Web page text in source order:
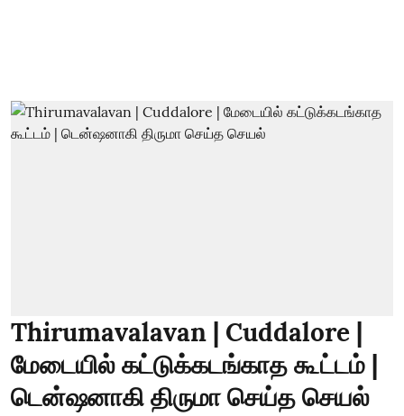
Thirumavalavan | Cuddalore |
மேடையில் கட்டுக்கடங்காத கூட்டம் |
டென்ஷனாகி திருமா செய்த செயல்